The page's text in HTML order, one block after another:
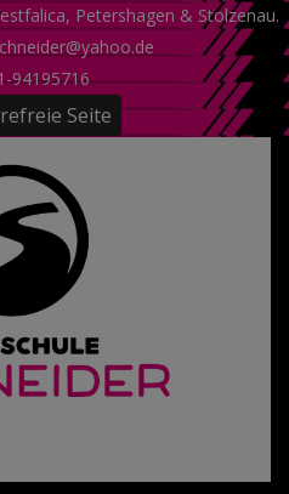
Petershagen & Stolzenau.
94195716
Seite